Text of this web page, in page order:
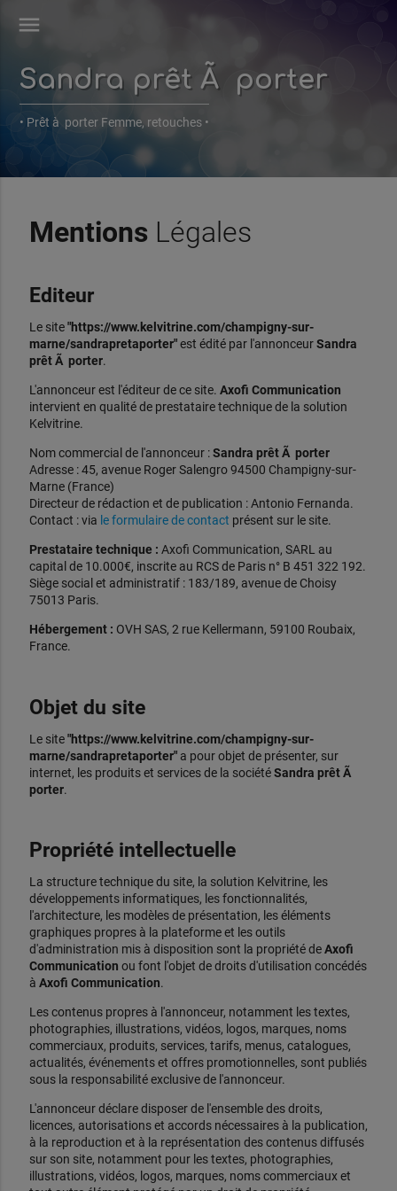
menu
Sandra prêt Ã porter
• Prêt à porter Femme, retouches •
MentionsLégales
Editeur
Le site"https://www.kelvitrine.com/champigny-sur-
marne/sandrapretaporter"est édité par l'annonceurSandra
prêt Ã porter.
L'annonceur est l'éditeur de ce site. Axofi Communication
intervient en qualité de prestataire technique de la solution
Kelvitrine.
Nom commercial de l'annonceur :Sandra prêt Ã porter
Adresse : 45, avenue Roger Salengro 94500 Champigny-sur-
Marne (France)
Directeur de rédaction et de publication : Antonio Fernanda.
Contact : via le formulaire de contact présent sur le site.
Prestataire technique : Axofi Communication, SARL au
capital de 10.000€, inscrite au RCS de Paris n° B 451 322 192.
Siège social et administratif : 183/189, avenue de Choisy
75013 Paris.
Hébergement : OVH SAS, 2 rue Kellermann, 59100 Roubaix,
France.
Objet du site
Le site"https://www.kelvitrine.com/champigny-sur-
marne/sandrapretaporter"a pour objet de présenter, sur
internet, les produits et services de la sociétéSandra prêt Ã
porter.
Propriété intellectuelle
La structure technique du site, la solution Kelvitrine, les
développements informatiques, les fonctionnalités,
l'architecture, les modèles de présentation, les éléments
graphiques propres à la plateforme et les outils
d'administration mis à disposition sont la propriété deAxofi
Communication ou font l'objet de droits d'utilisation concédés
à Axofi Communication.
Les contenus propres à l'annonceur, notamment les textes,
photographies, illustrations, vidéos, logos, marques, noms
commerciaux, produits, services, tarifs, menus, catalogues,
actualités, événements et offres promotionnelles, sont publiés
sous la responsabilité exclusive de l'annonceur.
L'annonceur déclare disposer de l'ensemble des droits,
licences, autorisations et accords nécessaires à la publication,
à la reproduction et à la représentation des contenus diffusés
sur son site, notamment pour les textes, photographies,
illustrations, vidéos, logos, marques, noms commerciaux et